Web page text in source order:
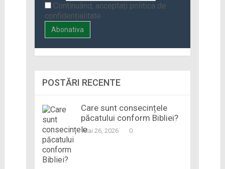
Continuând, acceptați politica de
confidențialitate
POSTĂRI RECENTE
Care sunt consecințele
păcatului conform Bibliei?
Mai 26, 2026 0